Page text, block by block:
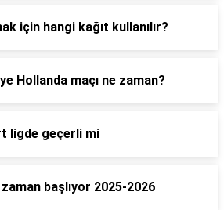
için hangi kağıt kullanılır?
Hollanda maçı ne zaman?
ligde geçerli mi
başlıyor 2025-2026